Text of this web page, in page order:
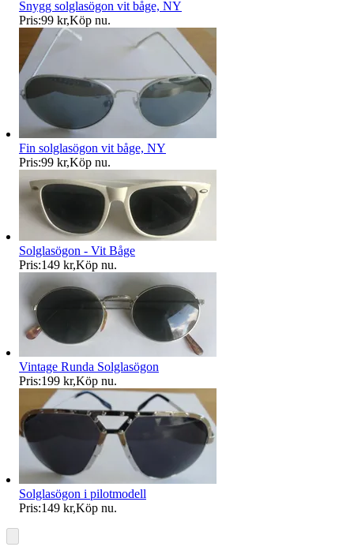
Snygg solglasögon vit båge, NY
Pris:99 kr,Köp nu.
Fin solglasögon vit båge, NY
Pris:99 kr,Köp nu.
Solglasögon - Vit Båge
Pris:149 kr,Köp nu.
Vintage Runda Solglasögon
Pris:199 kr,Köp nu.
Solglasögon i pilotmodell
Pris:149 kr,Köp nu.